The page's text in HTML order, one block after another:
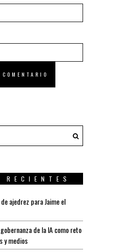
RECIENTES
ajedrez para Jaime el
de la IA como reto
y medios